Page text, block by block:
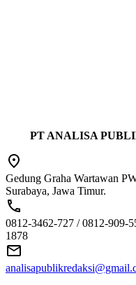
PT ANALISA
Gedung Graha Wartawan
Surabaya, Jawa Timur.
0812-3462-727 / 0812-909-
1878